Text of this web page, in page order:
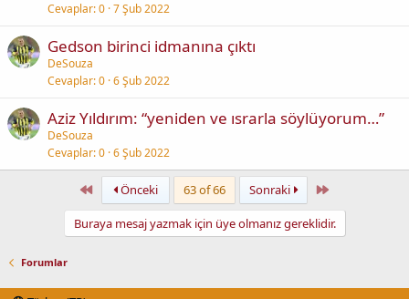
Cevaplar 0 7 Şub 2022
Gedson birinci idmanına çıktı
DeSouza
Cevaplar 0 6 Şub 2022
Aziz Yıldırım: “yeniden ve ısrarla söylüyorum…”
DeSouza
Cevaplar 0 6 Şub 2022
First Önceki 63 of 66 Sonraki Last
Buraya mesaj yazmak için üye olmanız gereklidir.
Forumlar